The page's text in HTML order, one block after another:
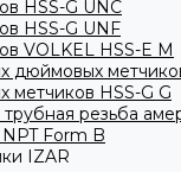
HSS-G UNC
HSS-G UNF
VOLKEL HSS-E M
дюймовых
метчиков HSS-G G
резьба
NPT Form B
IZAR